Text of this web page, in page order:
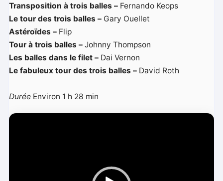
Transposition à trois balles – Fernando Keops
Le tour des trois balles – Gary Ouellet
Astéroïdes – Flip
Tour à trois balles – Johnny Thompson
Les balles dans le filet – Dai Vernon
Le fabuleux tour des trois balles – David Roth
Durée Environ 1 h 28 min